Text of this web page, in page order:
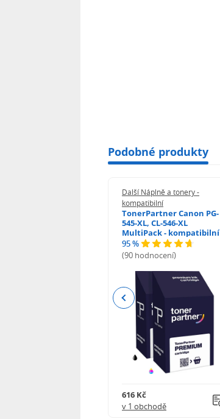
Podobné produkty
Další Náplně a tonery -
kompatibilní
TonerPartner Canon PG-
545-XL, CL-546-XL
MultiPack - kompatibilní
95 %
(90 hodnocení)
616 Kč
v 1 obchodě
Previous